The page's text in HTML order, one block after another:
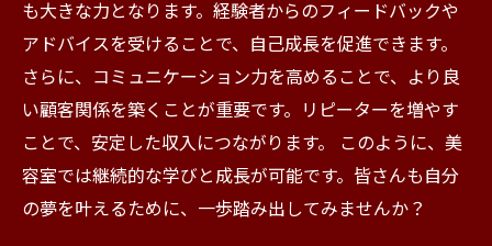
も大きな力となります。経験者からのフィードバックや
アドバイスを受けることで、自己成長を促進できます。
さらに、コミュニケーション力を高めることで、より良
い顧客関係を築くことが重要です。リピーターを増やす
ことで、安定した収入につながります。 このように、美
容室では継続的な学びと成長が可能です。皆さんも自分
の夢を叶えるために、一歩踏み出してみませんか？